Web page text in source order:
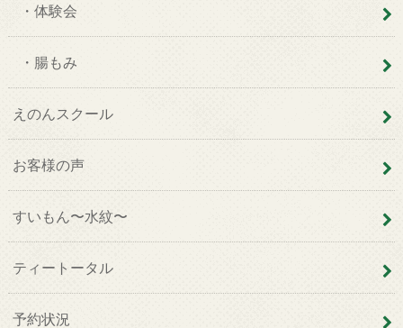
・体験会
・腸もみ
えのんスクール
お客様の声
すいもん〜水紋〜
ティートータル
予約状況